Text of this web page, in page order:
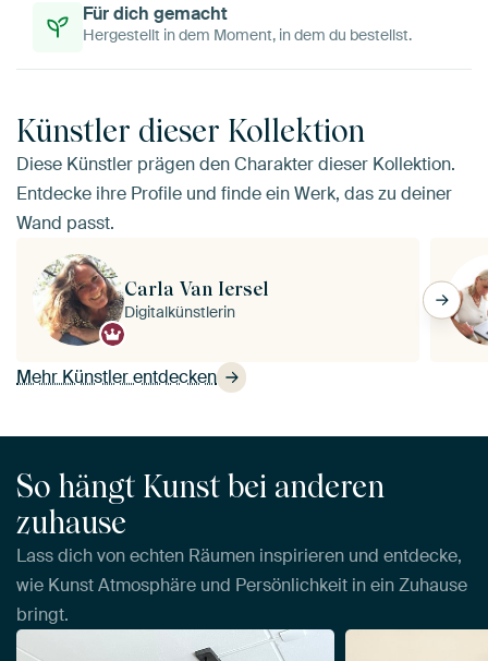
Für dich gemacht
Hergestellt in dem Moment, in dem du bestellst.
Künstler dieser Kollektion
Diese Künstler prägen den Charakter dieser Kollektion.
Entdecke ihre Profile und finde ein Werk, das zu deiner
Wand passt.
Mehr Künstler entdecken
Carla Van Iersel
Digitalkünstlerin
So hängt Kunst bei anderen
zuhause
Lass dich von echten Räumen inspirieren und entdecke,
wie Kunst Atmosphäre und Persönlichkeit in ein Zuhause
bringt.